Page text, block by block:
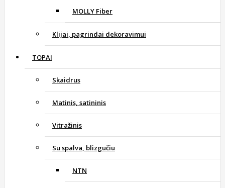
MOLLY Fiber
Klijai, pagrindai dekoravimui
TOPAI
Skaidrus
Matinis, satininis
Vitražinis
Su spalva, blizgučiu
NTN